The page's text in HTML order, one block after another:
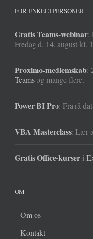
FOR ENKELTPERSONER
Gratis Teams-webinar:
Fredag d. 14. august kl.
Proximo-medlemskab:
Teamsog mange flere.
Power BI Pro: Fra rå
VBA Masterclass: Lær
Gratis Office-kurser i
OM
–Om os
– Kontakt